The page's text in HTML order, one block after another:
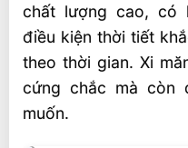
chất lượng cao, có
điều kiện thời tiết
theo thời gian. Xi
cứng chắc mà còn
muốn.